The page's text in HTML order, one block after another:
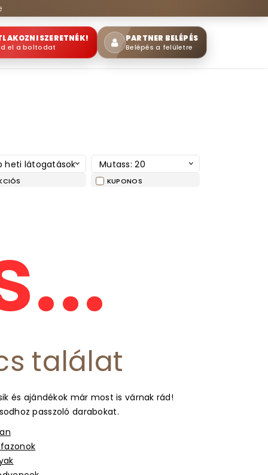
SZERETNÉK!
el a boltodat
PARTNER BELÉPÉS
Belépés a felületre
heti látogatások Mutass: 20
KUPONOS
találat
és ajándékok már most is várnak rád!
passzoló darabokat.